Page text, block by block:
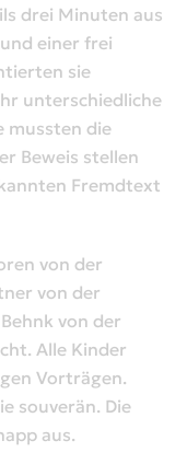
drei Minuten aus
einer frei
sie
unterschiedliche
mussten die
Beweis stellen
Fremdtext
von der
von der
von der
Alle Kinder
Vorträgen.
souverän. Die
aus.